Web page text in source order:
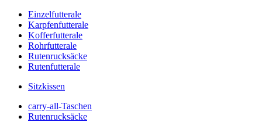
Einzelfutterale
Karpfenfutterale
Kofferfutterale
Rohrfutterale
Rutenrucksäcke
Rutenfutterale
Sitzkissen
carry-all-Taschen
Rutenrucksäcke